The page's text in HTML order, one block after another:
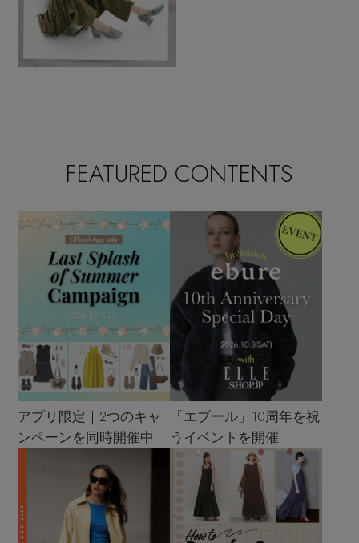
FEATURED CONTENTS
アプリ限定｜2つのキャ
ンペーンを同時開催中
「エブール」10周年を祝
うイベントを開催